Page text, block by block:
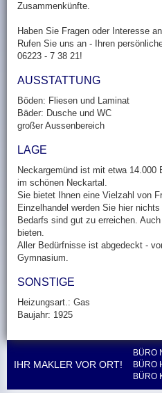
Zusammenkünfte.
Haben Sie Fragen oder Interesse
Rufen Sie uns an - Ihren
06223 - 7 38 21!
AUSSTATTUNG
Böden: Fliesen und Laminat
Bäder: Dusche und WC
großer Aussenbereich
LAGE
Neckargemünd ist mit etwa 14.000
im schönen Neckartal.
Sie bietet Ihnen eine Vielzahl von
Einzelhandel werden Sie hier
Bedarfs sind gut zu erreichen.
bieten.
Aller Bedürfnisse ist abgedeckt -
Gymnasium.
SONSTIGE
Heizungsart.: Gas
Baujahr: 1925
IHR MAKLER VOR ORT!
BÜRO
BÜRO
BÜRO